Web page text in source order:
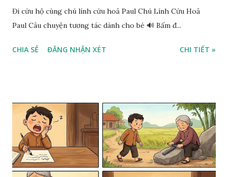
Đi cứu hộ cùng chú lính cứu hoả Paul Chú Lính Cứu Hoả
Paul Câu chuyện tương tác dành cho bé 🔊 Bấm đ...
CHIA SẺ ĐĂNG NHẬN XÉT CHI TIẾT »